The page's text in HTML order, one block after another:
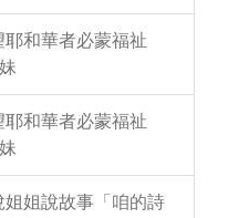
和華者必蒙福祉
和華者必蒙福祉
姐說故事「咱的詩